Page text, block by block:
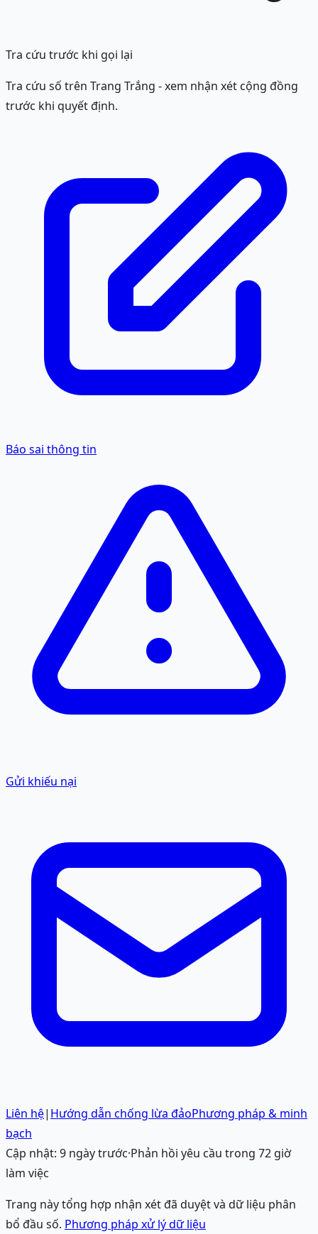
Tra cứu trước khi gọi lại
Tra cứu số trên Trang Trắng - xem nhận xét cộng đồng
trước khi quyết định.
Báo sai thông tin
Gửi khiếu nại
Liên hệ| Hướng dẫn chống lừa đảoPhương pháp & minh
bạch
Cập nhật: 9 ngày trước·Phản hồi yêu cầu trong 72 giờ
làm việc
Trang này tổng hợp nhận xét đã duyệt và dữ liệu phân
bổ đầu số. Phương pháp xử lý dữ liệu